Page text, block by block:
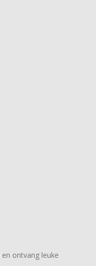
en ontvang leuke